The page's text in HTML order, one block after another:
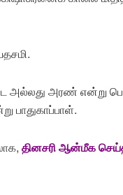
அல்லது அரண் என்று
பாதுகாப்பாள்.
, தினசரி ஆன்மீக